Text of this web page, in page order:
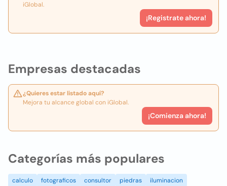
Empresas destacadas
¿Quieres estar listado aquí?
Mejora tu alcance global con iGlobal.
¡Comienza ahora!
iGlobal.
¡Registrate ahora!
Categorías más populares
calculo fotograficos consultor piedras iluminacion